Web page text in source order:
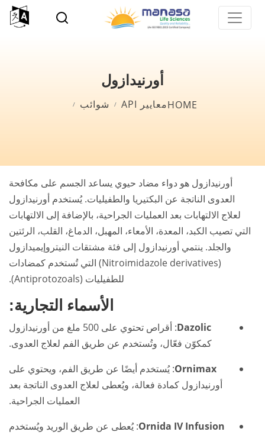
أورنيدازول
Breadcrumb
HOMEمعايير API شوائب
أورنيدازول هو دواء مضاد حيوي يساعد الجسم على مكافحة
العدوى الناتجة عن البكتيريا والطفيليات. يُستخدم أورنيدازول
لعلاج الالتهابات بعد العمليات الجراحية، بالإضافة إلى الالتهابات
التي تصيب الكبد، المعدة، الأمعاء، المهبل، الدماغ، القلب، الرئتين
والجلد. ينتمي أورنيدازول إلى فئة مشتقات النيتروإيميدازول
(Nitroimidazole derivatives) التي تُستخدم كمضادات
للطفيليات (Antiprotozoals).
الأسماء التجارية:
Dazolic
: أقراص تحتوي على 500 ملغ من أورنيدازول
كمكوّن فعّال، وتُستخدم عن طريق الفم لعلاج العدوى.
Ornimax: يُستخدم أيضًا عن طريق الفم، ويحتوي على
أورنيدازول كمادة فعالة، ويُعطى لعلاج العدوى الناتجة بعد
العمليات الجراحية.
Ornida IV Infusion: يُعطى عن طريق الوريد ويُستخدم